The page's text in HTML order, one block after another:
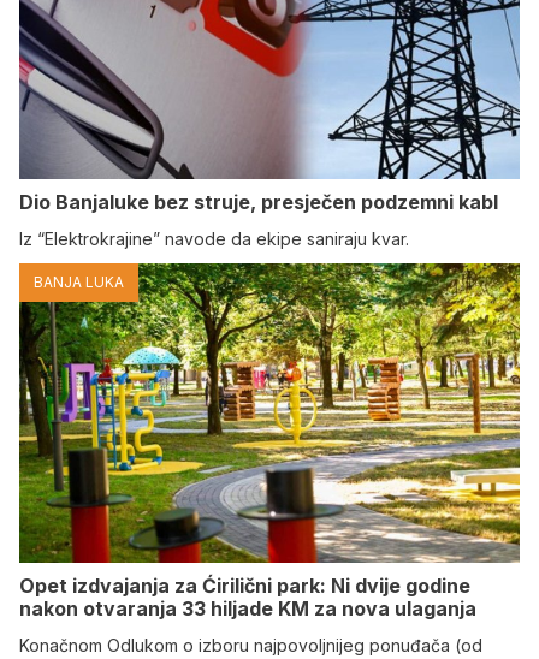
Dio Banjaluke bez struje, presječen podzemni kabl
Iz “Elektrokrajine” navode da ekipe saniraju kvar.
BANJA LUKA
Opet izdvajanja za Ćirilični park: Ni dvije godine
nakon otvaranja 33 hiljade KM za nova ulaganja
Konačnom Odlukom o izboru najpovoljnijeg ponuđača (od